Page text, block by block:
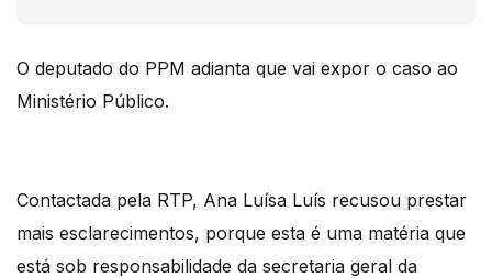
O deputado do PPM adianta que vai expor o caso ao
Ministério Público.
Contactada pela RTP, Ana Luísa Luís recusou prestar
mais esclarecimentos, porque esta é uma matéria que
está sob responsabilidade da secretaria geral da